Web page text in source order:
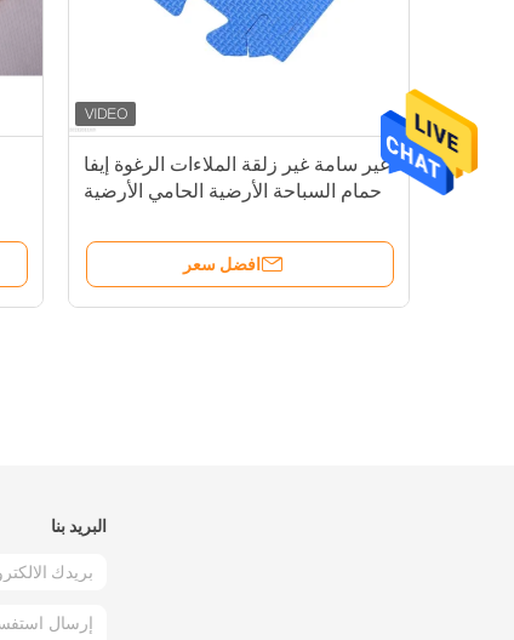
غير سامة غير زلقة الملاءات الرغوة إيفا
حمام السباحة الأرضية الحامي الأرضية
افضل سعر
البريد بنا